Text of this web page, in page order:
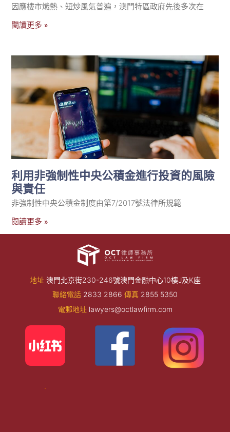
因應樓市熾熱、短炒風氣普遍，澳門特區政府先後多次在
閱讀更多 »
利用非強制性中央公積金進行投資的風險
與責任
非強制性中央公積金制度由第7/2017號法律所規範
閱讀更多 »
地址 澳門北京街230-246號澳門金融中心10樓J及K座
聯絡電話 2833 2866 傳真 2855 5350
電郵地址 lawyers@octlawfirm.com